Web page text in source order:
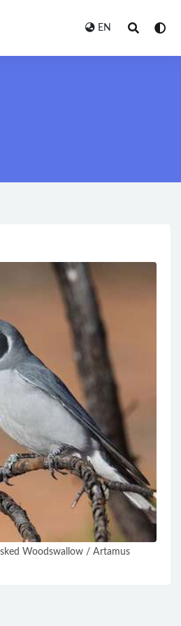
EN
Woodswallow / Artamus